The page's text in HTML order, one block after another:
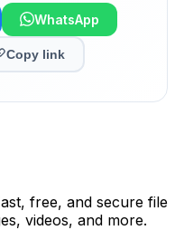
WhatsApp
Copy link
free, and secure file
videos, and more.